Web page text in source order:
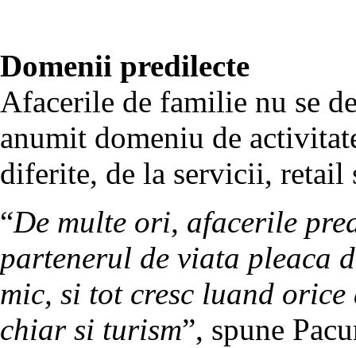
Domenii predilecte
Afacerile de familie nu se
anumit domeniu de
diferite, de la servicii, retail
“De multe ori, afacerile
partenerul de viata pleaca
mic, si tot cresc luand
chiar si turism”, spune